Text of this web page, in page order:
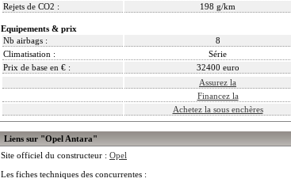
Rejets de CO2 :
198 g/km
Equipements & prix
Nb airbags :
8
Climatisation :
Série
Prix de base en € :
32400 euro
Assurez la
Financez la
Achetez la sous enchères
Liens sur "Opel Antara"
Site officiel du constructeur : Opel
Les fiches techniques des concurrentes :